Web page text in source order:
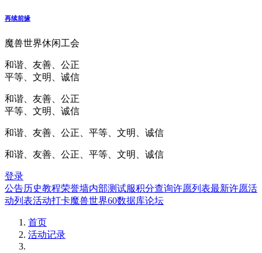
再续前缘
魔兽世界休闲工会
和谐、友善、公正
平等、文明、诚信
和谐、友善、公正
平等、文明、诚信
和谐、友善、公正、平等、文明、诚信
和谐、友善、公正、平等、文明、诚信
登录
公告历史教程荣誉墙内部测试服积分查询许愿列表最新许愿活
动列表活动打卡魔兽世界60数据库论坛
首页
活动记录